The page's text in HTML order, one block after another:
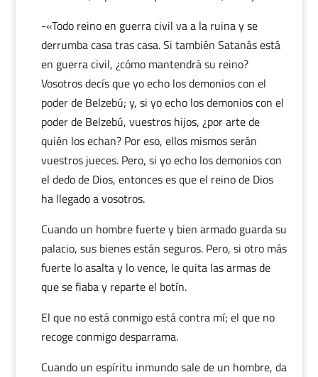
-«Todo reino en guerra civil va a la ruina y se
derrumba casa tras casa. Si también Satanás está
en guerra civil, ¿cómo mantendrá su reino?
Vosotros decís que yo echo los demonios con el
poder de Belzebú; y, si yo echo los demonios con el
poder de Belzebú, vuestros hijos, ¿por arte de
quién los echan? Por eso, ellos mismos serán
vuestros jueces. Pero, si yo echo los demonios con
el dedo de Dios, entonces es que el reino de Dios
ha llegado a vosotros.
Cuando un hombre fuerte y bien armado guarda su
palacio, sus bienes están seguros. Pero, si otro más
fuerte lo asalta y lo vence, le quita las armas de
que se fiaba y reparte el botín.
El que no está conmigo está contra mí; el que no
recoge conmigo desparrama.
Cuando un espíritu inmundo sale de un hombre, da